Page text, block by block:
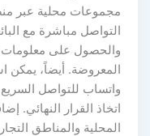
مجموعات محلية عبر
التواصل مباشرة مع
والحصول على معلومات
المعروضة. أيضاً، يمكن
واتساب للتواصل
اتخاذ القرار النهائي.
المحلية والمناطق